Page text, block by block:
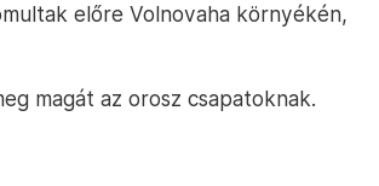
előre Volnovaha környékén,
magát az orosz csapatoknak.